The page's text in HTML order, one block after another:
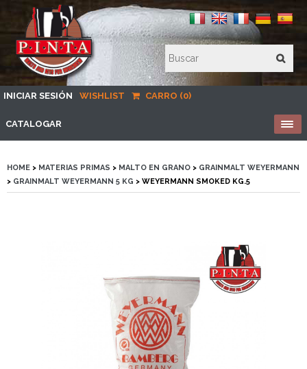
INICIAR SESIÓN WISHLIST CARRO (0)
CATALOGAR
HOME > MATERIAS PRIMAS > MALTO EN GRANO > GRAINMALT WEYERMANN
> GRAINMALT WEYERMANN 5 KG > WEYERMANN SMOKED KG.5